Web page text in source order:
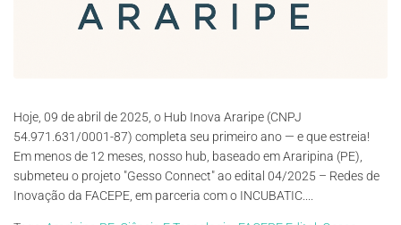
Hoje, 09 de abril de 2025, o Hub Inova Araripe (CNPJ
54.971.631/0001-87) completa seu primeiro ano — e que estreia!
Em menos de 12 meses, nosso hub, baseado em Araripina (PE),
submeteu o projeto "Gesso Connect" ao edital 04/2025 – Redes de
Inovação da FACEPE, em parceria com o INCUBATIC....